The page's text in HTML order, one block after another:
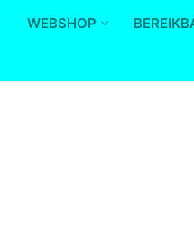
WEBSHOP